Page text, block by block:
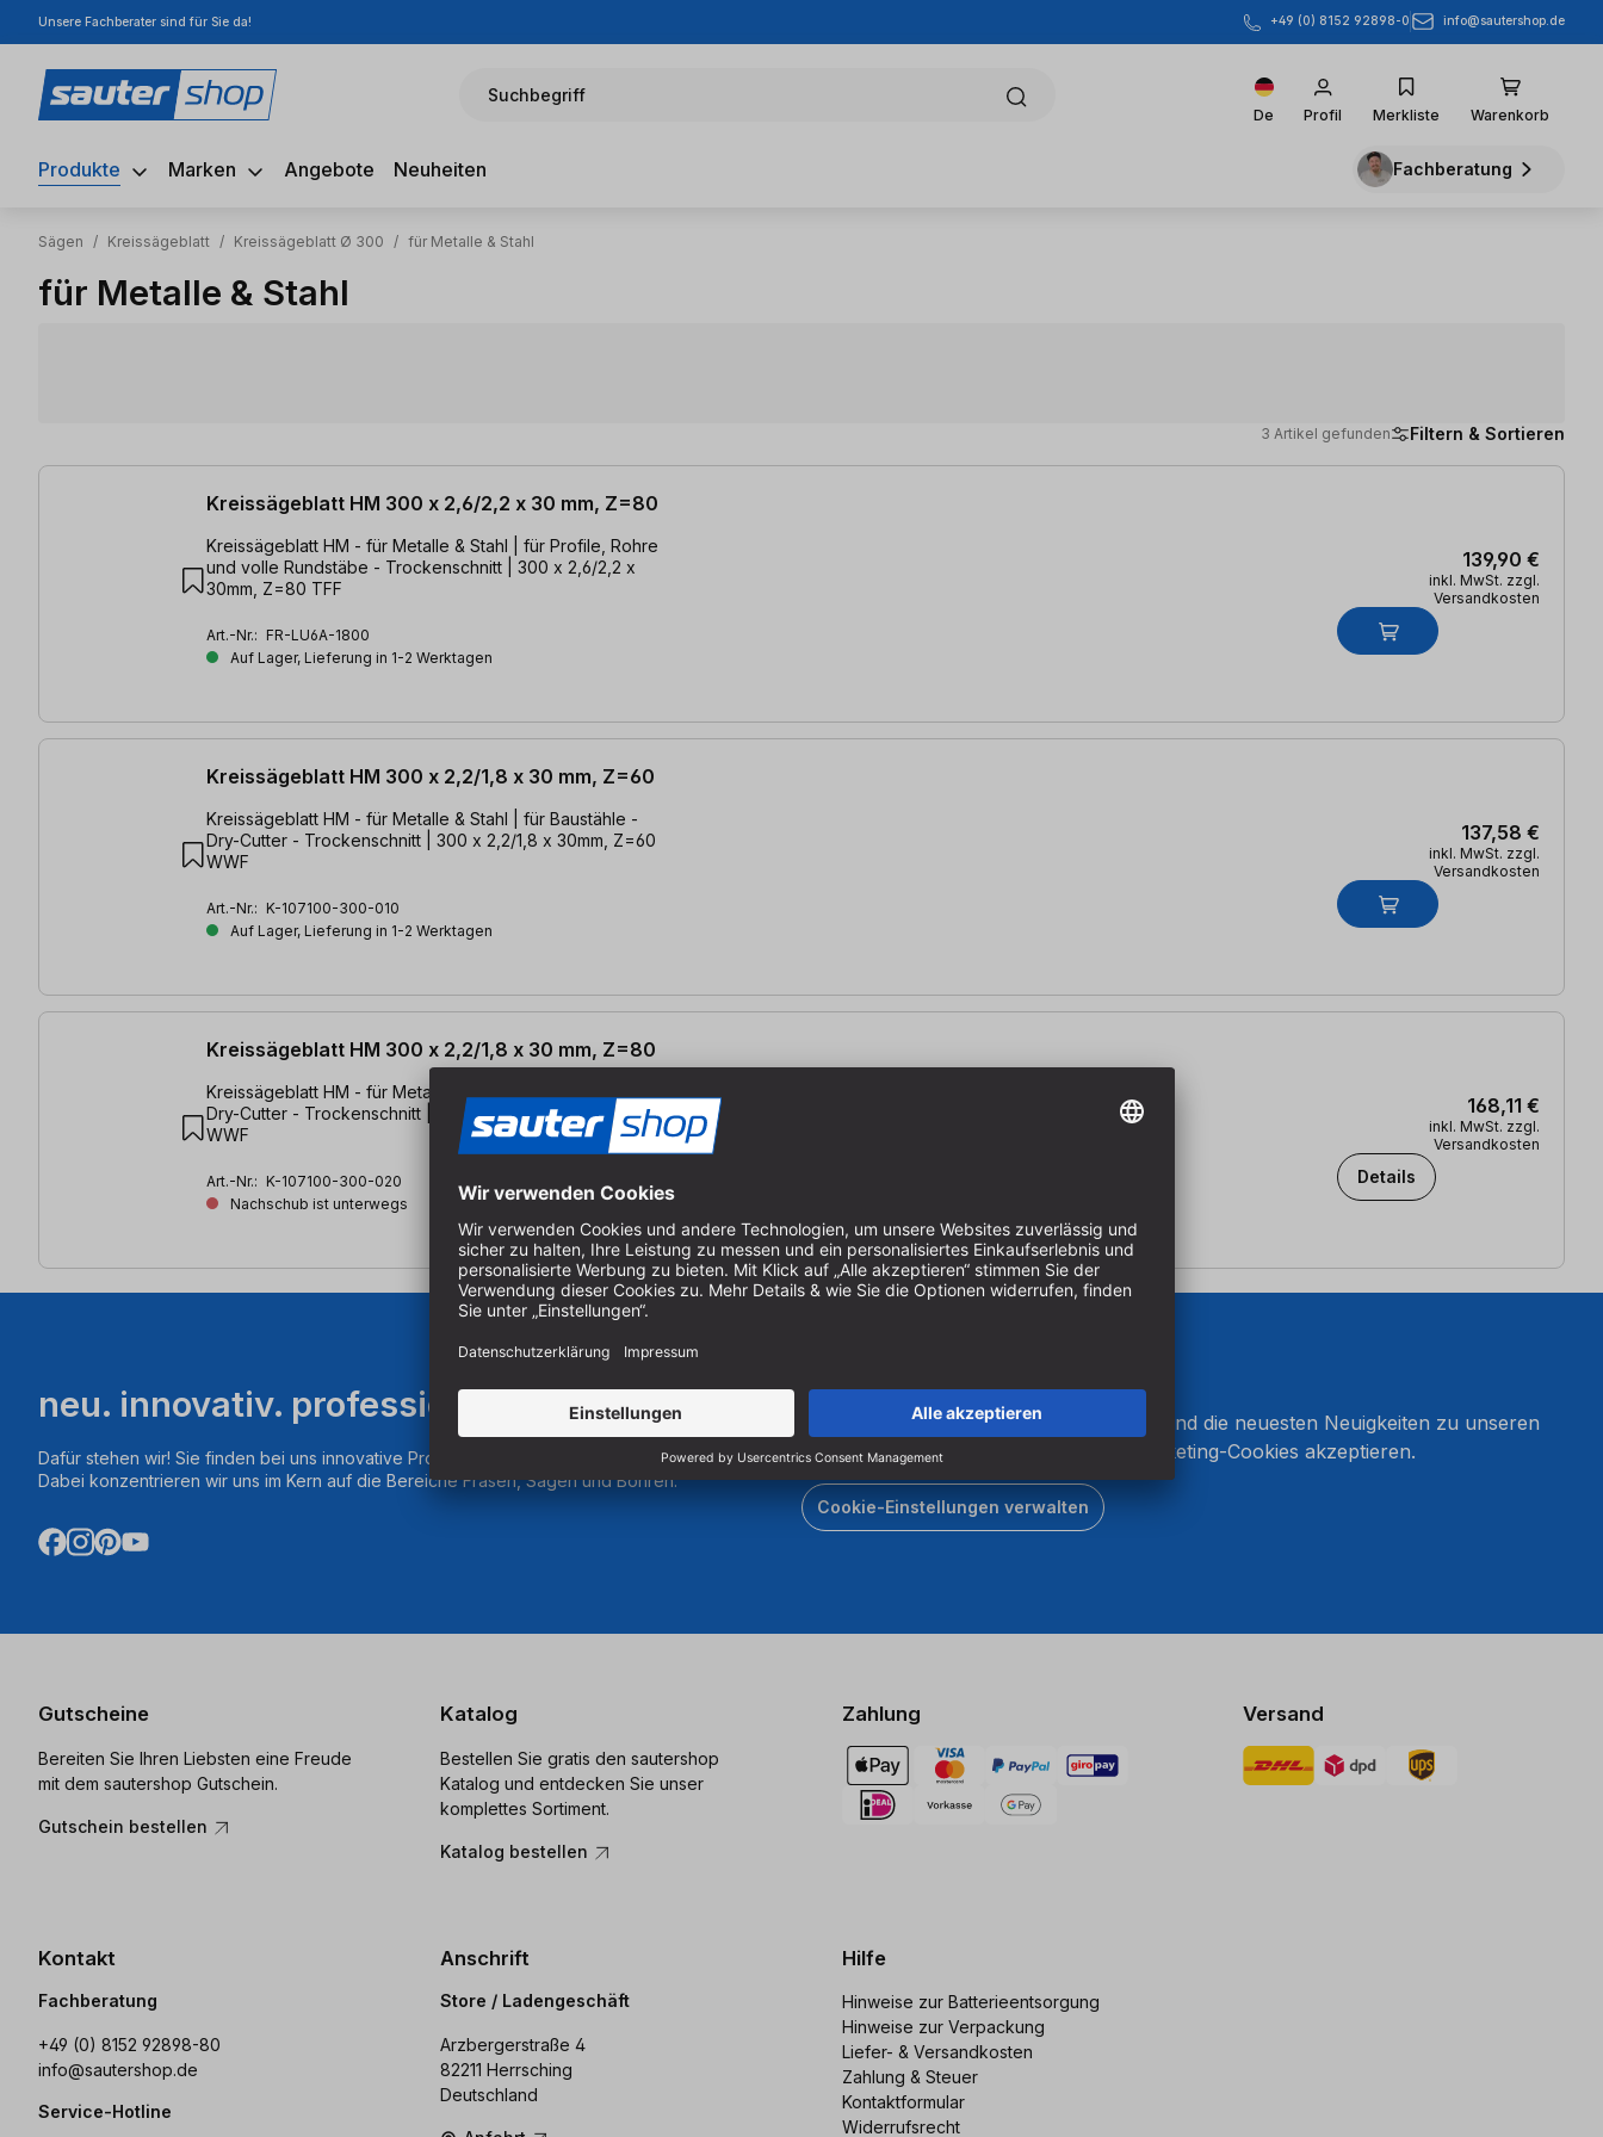
Hauptinhalt springen
Zur Suche springen
Zur Hauptnavigation springen
Unsere Fachberater sind für Sie da! +49 (0) 8152 92898-0 info@sautershop.de
Suchbegriff
De Profil Merkliste Warenkorb
Produkte Marken Angebote Neuheiten Fachberatung
Sägen / Kreissägeblatt / Kreissägeblatt Ø 300 / für Metalle & Stahl
für Metalle & Stahl
3 Artikel gefunden Filtern & Sortieren
3 Artikel gefunden
Kreissägeblatt HM 300 x 2,6/2,2 x 30 mm, Z=80
Kreissägeblatt HM - für Metalle & Stahl | für Profile, Rohre
und volle Rundstäbe - Trockenschnitt | 300 x 2,6/2,2 x
30mm, Z=80 TFF
Art.-Nr.: FR-LU6A-1800
Auf Lager, Lieferung in 1-2 Werktagen
139,90 €
inkl. MwSt. zzgl.
Versandkosten
Kreissägeblatt HM 300 x 2,2/1,8 x 30 mm, Z=60
Kreissägeblatt HM - für Metalle & Stahl | für Baustähle -
Dry-Cutter - Trockenschnitt | 300 x 2,2/1,8 x 30mm, Z=60
WWF
Art.-Nr.: K-107100-300-010
Auf Lager, Lieferung in 1-2 Werktagen
137,58 €
inkl. MwSt. zzgl.
Versandkosten
Kreissägeblatt HM 300 x 2,2/1,8 x 30 mm, Z=80
Kreissägeblatt HM - für Metalle & Stahl | für Baustähle -
Dry-Cutter - Trockenschnitt | 300 x 2,2/1,8 x 30mm, Z=80
WWF
Art.-Nr.: K-107100-300-020
Nachschub ist unterwegs
168,11 €
inkl. MwSt. zzgl.
Versandkosten
Details
neu. innovativ. professionell.
Dafür stehen wir! Sie finden bei uns innovative Produkte aus der Holzbearbeitung.
Dabei konzentrieren wir uns im Kern auf die Bereiche Fräsen, Sägen und Bohren.
Um unseren Newsletter zu abonnieren und die neuesten Neuigkeiten zu unseren
Produkten zu erhalten, müssen Sie Marketing-Cookies akzeptieren.
Cookie-Einstellungen verwalten
Gutscheine
Bereiten Sie Ihren Liebsten eine Freude
mit dem sautershop Gutschein.
Gutschein bestellen
Katalog
Bestellen Sie gratis den sautershop
Katalog und entdecken Sie unser
komplettes Sortiment.
Katalog bestellen
Zahlung Versand
Kontakt
Fachberatung
+49 (0) 8152 92898-80
info@sautershop.de
Service-Hotline
Anschrift
Store / Ladengeschäft
Arzbergerstraße 4
82211 Herrsching
Deutschland
Hilfe
Hinweise zur Batterieentsorgung
Hinweise zur Verpackung
Liefer- & Versandkosten
Zahlung & Steuer
Kontaktformular
Widerrufsrecht